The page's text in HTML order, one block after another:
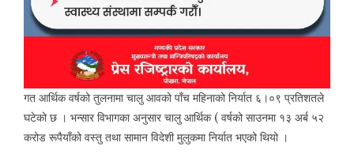
गत आर्थिक वर्षको तुलनामा चालु आवको पाँच महिनाको निर्यात ६।०९ प्रतिशतले
घटेको छ । भन्सार विभागका अनुसार चालु आर्थिक ( वर्षको साउनमा १३ अर्ब ५२
करोड रूपैयाँको वस्तु तथा सामान विदेशी मुलुकमा निर्यात भएको थियो ।